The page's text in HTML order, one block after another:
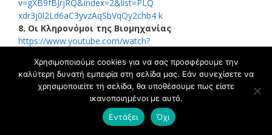
v=gXB9fBJrjRQ&index=2&list=PLQ
xdr3j0l2Ld6aC3yvzAqSbVqQy2chb4 k
8. Οι Κληρονόμοι της Βιομηχανίας
https://www.youtube.com/watch?
xdr3j0l2Ld6aC3yvzAqSbVqQy2chb4 k
ΙΣΤΟΡΙΚΗ ΔΗΜΟΣΙΟΓΡΑΦΙΑ
Χρησιμοποιούμε cookies για να σας προσφέρουμε την
καλύτερη δυνατή εμπειρία στη σελίδα μας. Εάν συνεχίσετε να
χρησιμοποιείτε τη σελίδα, θα υποθέσουμε πως είστε
ικανοποιημένοι με αυτό.
Εντάξει
Όχι